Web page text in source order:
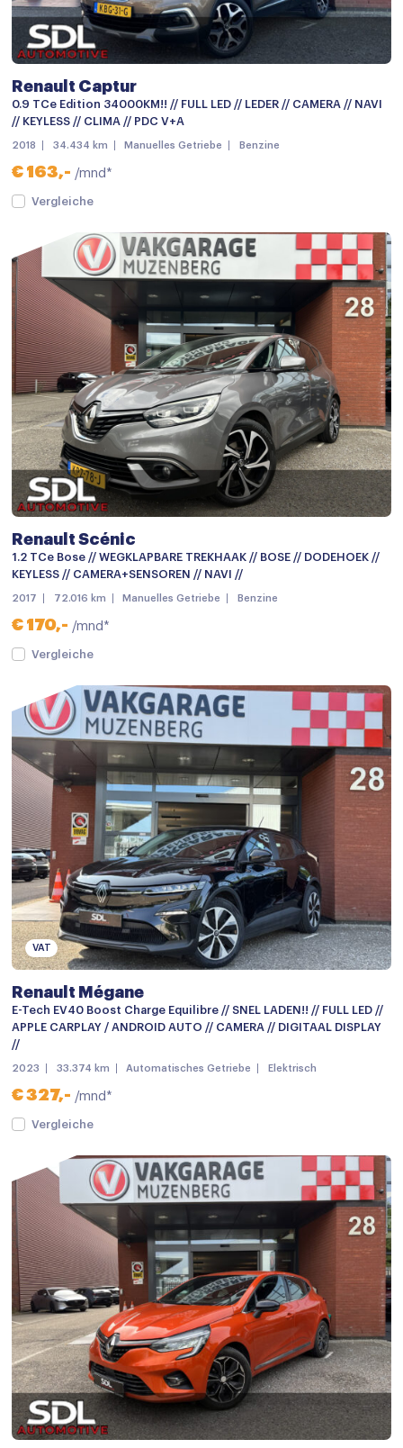
Chroom delen exterieur
Dimlichten automatisch
Getint glas
Keyless entry
keyless entry
LED achterlichten
LED dagrijverlichting
LED koplampen
Lichtmetalen velgen
Lichtmetalen velgen 20"
mistlampen voor
Parkeer assistent
Parkeer assistent
Parkeersensor achter
Parkeersensor voor
Parkeersensor voor en achter
Trekhaak
Audio installatie premium
Bluetooth telefoonvoorbereiding
Multimedia-voorbereiding
Multimedia systeem
Navigatie
Navigatiesysteem full map
Navigatie voorbereiding
Radio
Spraakbediening
Airco met elektronische regeling
Armsteun
Armsteun achter
Armsteun voor
Bestuurdersstoel in hoogte verstelbaar
Binnenspiegel automatisch dimmend
Boordcomputer
Climate control
Cruise control
Cruisecontrol
Elektrisch bedienbare spiegels
Elektrische ramen achter
Elektrische ramen voor
Keyless start
Lederen/stof bekleding
Renault Captur
0.9 TCe Edition 34000KM!! // FULL LED // LEDER // CAMERA // NAVI
// KEYLESS // CLIMA // PDC V+A
2018 34.434 km Manuelles Getriebe Benzine
€ 163,- /mnd*
Vergleiche
Renault Scénic
1.2 TCe Bose // WEGKLAPBARE TREKHAAK // BOSE // DODEHOEK //
KEYLESS // CAMERA+SENSOREN // NAVI //
2017 72.016 km Manuelles Getriebe Benzine
€ 170,- /mnd*
Vergleiche
VAT
Renault Mégane
E-Tech EV40 Boost Charge Equilibre // SNEL LADEN!! // FULL LED //
APPLE CARPLAY / ANDROID AUTO // CAMERA // DIGITAAL DISPLAY
//
2023 33.374 km Automatisches Getriebe Elektrisch
€ 327,- /mnd*
Vergleiche